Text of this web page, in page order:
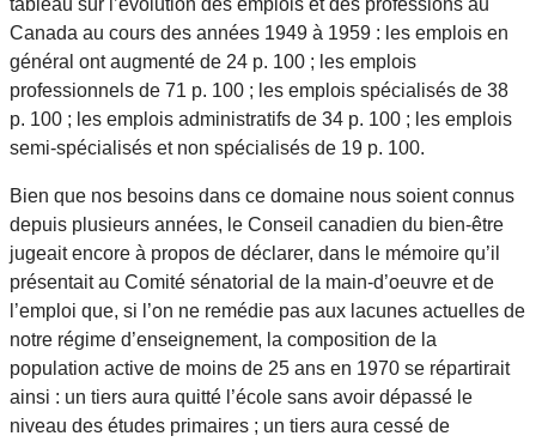
Canada au cours des années 1949 à 1959 : les emplois en
général ont augmenté de 24 p. 100 ; les emplois
professionnels de 71 p. 100 ; les emplois spécialisés de 38
p. 100 ; les emplois administratifs de 34 p. 100 ; les emplois
semi-spécialisés et non spécialisés de 19 p. 100.
Bien que nos besoins dans ce domaine nous soient connus
depuis plusieurs années, le Conseil canadien du bien-être
jugeait encore à propos de déclarer, dans le mémoire qu’il
présentait au Comité sénatorial de la main-d’oeuvre et de
l’emploi que, si l’on ne remédie pas aux lacunes actuelles de
notre régime d’enseignement, la composition de la
population active de moins de 25 ans en 1970 se répartirait
ainsi : un tiers aura quitté l’école sans avoir dépassé le
niveau des études primaires ; un tiers aura cessé de